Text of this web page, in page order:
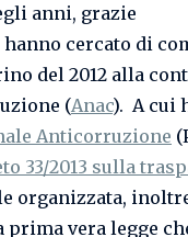
anni, grazie
cercato di
del 2012 alla
(Anac). A cui
Anticorruzione
33/2013 sulla
organizzata,
prima vera legge